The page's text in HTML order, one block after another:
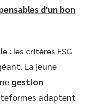
d'un bon
: les critères ESG
La jeune
gestion
adaptent